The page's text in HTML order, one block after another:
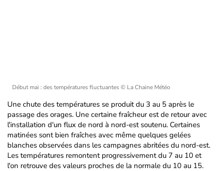
Début mai : des températures fluctuantes © La Chaine Météo
Une chute des températures se produit du 3 au 5 après le
passage des orages. Une certaine fraîcheur est de retour avec
l'installation d'un flux de nord à nord-est soutenu. Certaines
matinées sont bien fraîches avec même quelques gelées
blanches observées dans les campagnes abritées du nord-est.
Les températures remontent progressivement du 7 au 10 et
l'on retrouve des valeurs proches de la normale du 10 au 15.